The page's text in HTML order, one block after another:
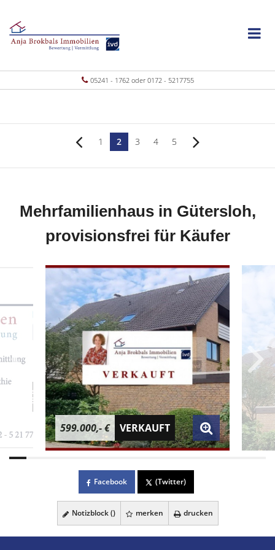
05241 - 1762 oder 0172 - 5217755
1 2 3 4 5
Mehrfamilienhaus in Gütersloh,
provisionsfrei für Käufer
599.000,- € VERKAUFT
Facebook (Twitter)
Notizblock () merken drucken